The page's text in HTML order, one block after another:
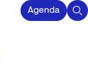
Agenda